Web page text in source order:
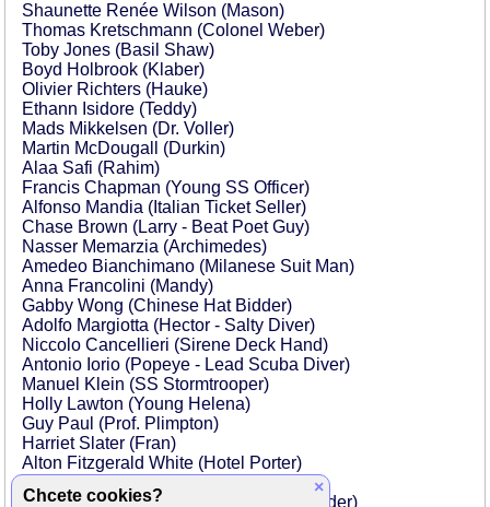
Shaunette Renée Wilson (Mason)
Thomas Kretschmann (Colonel Weber)
Toby Jones (Basil Shaw)
Boyd Holbrook (Klaber)
Olivier Richters (Hauke)
Ethann Isidore (Teddy)
Mads Mikkelsen (Dr. Voller)
Martin McDougall (Durkin)
Alaa Safi (Rahim)
Francis Chapman (Young SS Officer)
Alfonso Mandia (Italian Ticket Seller)
Chase Brown (Larry - Beat Poet Guy)
Nasser Memarzia (Archimedes)
Amedeo Bianchimano (Milanese Suit Man)
Anna Francolini (Mandy)
Gabby Wong (Chinese Hat Bidder)
Adolfo Margiotta (Hector - Salty Diver)
Niccolo Cancellieri (Sirene Deck Hand)
Antonio Iorio (Popeye - Lead Scuba Diver)
Manuel Klein (SS Stormtrooper)
Holly Lawton (Young Helena)
Guy Paul (Prof. Plimpton)
Harriet Slater (Fran)
Alton Fitzgerald White (Hotel Porter)
Daniel Anderson (Kommando Commander)
×
Chcete cookies?